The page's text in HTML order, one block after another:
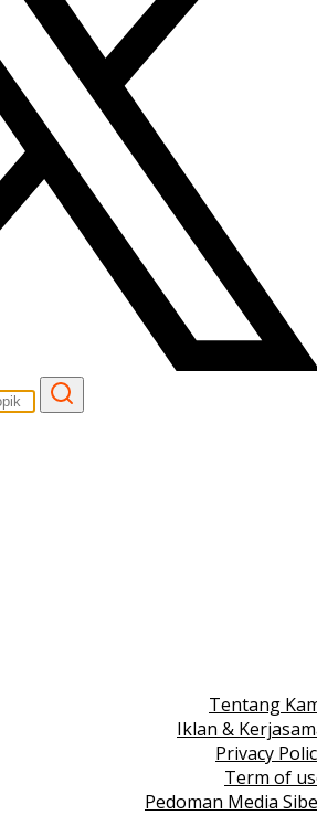
Tentang
Iklan &
Privacy
Term of
Pedoman Media